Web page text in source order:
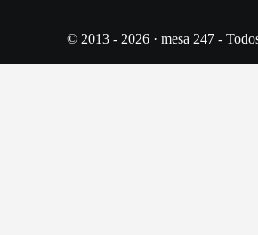
© 2013 - 2026 · mesa 247 -